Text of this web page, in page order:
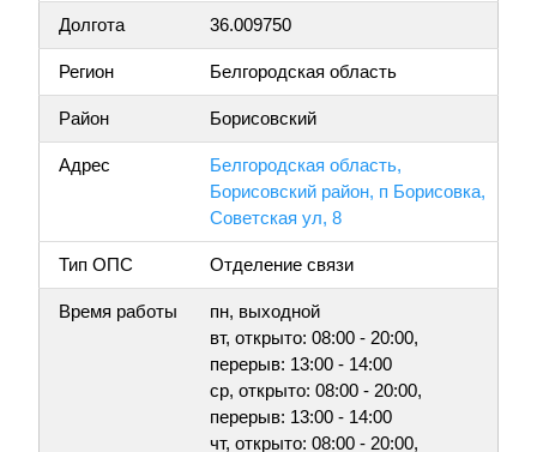
Долгота 36.009750
Регион Белгородская область
Район Борисовский
Адрес
Белгородская область,
Борисовский район, п Борисовка,
Советская ул, 8
Тип ОПС Отделение связи
Время работы
пн, выходной
вт, открыто: 08:00 - 20:00,
перерыв: 13:00 - 14:00
ср, открыто: 08:00 - 20:00,
перерыв: 13:00 - 14:00
чт, открыто: 08:00 - 20:00,